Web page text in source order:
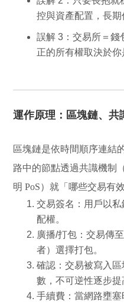
控與資產配置，長期
誤解 3：交易所＝錢
正的所有權取決於你
運作原理：區塊鏈、共
區塊鏈是依時間順序連結
路中的節點透過共識機制
明 PoS）就「哪些交易有
交易簽名 ：用戶以
配權。
廣播/打包 ：交易傳
者）選擇打包。
確認 ：交易被寫入
數，不可逆性逐步提
手續費 ：當網路壅